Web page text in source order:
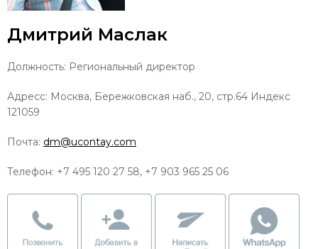
Дмитрий Маслак
Должность: Региональный директор
Адресс: Москва, Бережковская наб., 20, стр.64 Индекс
121059
Почта: dm@ucontay.com
Телефон: +7 495 120 27 58, +7 903 965 25 06